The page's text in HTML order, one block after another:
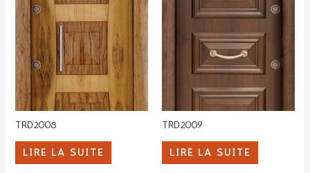
TRD2008
LIRE LA SUITE
TRD2009
LIRE LA SUITE